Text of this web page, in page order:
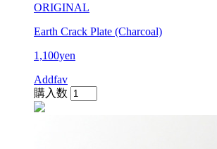
ORIGINAL
Earth Crack Plate (Charcoal)
1,100yen
Addfav
購入数